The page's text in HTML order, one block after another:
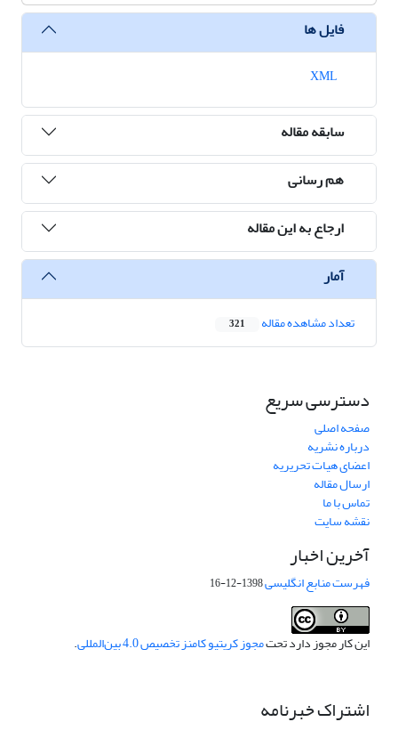
فایل ها
سابقه مقاله
هم رسانی
ارجاع به این مقاله
آمار
تعداد مشاهده مقاله 321
دسترسی سریع
صفحه اصلی
درباره نشریه
اعضای هیات تحریریه
ارسال مقاله
تماس با ما
نقشه سایت
آخرین اخبار
فهرست منابع انگلیسی1398-12-16
این کار مجوز دارد تحتمجوز کریتیو کامنز تخصیص 4.0 بین‌المللی .
اشتراک خبرنامه